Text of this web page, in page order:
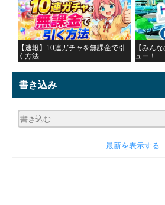
【速報】10連ガチャを無課金で引
く方法
【みん
ュー！
書き込み
最新を表示する